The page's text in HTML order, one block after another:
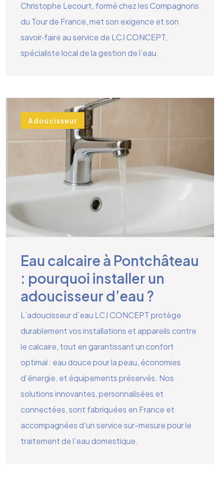
Christophe Lecourt, formé chez les Compagnons
du Tour de France, met son exigence et son
savoir‑faire au service de LCJ CONCEPT,
spécialiste local de la gestion de l’eau.
Adoucisseur
Eau calcaire à Pontchâteau
: pourquoi installer un
adoucisseur d’eau ?
L’adoucisseur d’eau LCJ CONCEPT protège
durablement vos installations et appareils contre
le calcaire, tout en garantissant un confort
optimal : eau douce pour la peau, économies
d’énergie, et équipements préservés. Nos
solutions innovantes, personnalisées et
connectées, sont fabriquées en France et
accompagnées d’un service sur-mesure pour le
traitement de l’eau domestique.